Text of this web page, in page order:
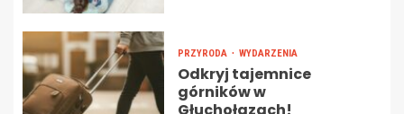
PRZYRODA WYDARZENIA
Odkryj tajemnice
górników w